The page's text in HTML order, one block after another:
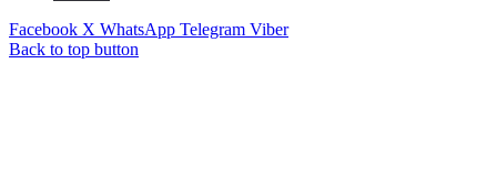
Facebook X WhatsApp Telegram Viber
Back to top button